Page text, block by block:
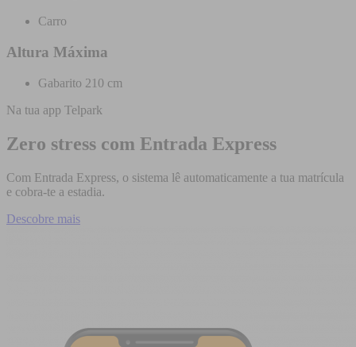
Carro
Altura Máxima
Gabarito 210 cm
Na tua app Telpark
Zero stress com Entrada Express
Com Entrada Express, o sistema lê automaticamente a tua matrícula
e cobra-te a estadia.
Descobre mais